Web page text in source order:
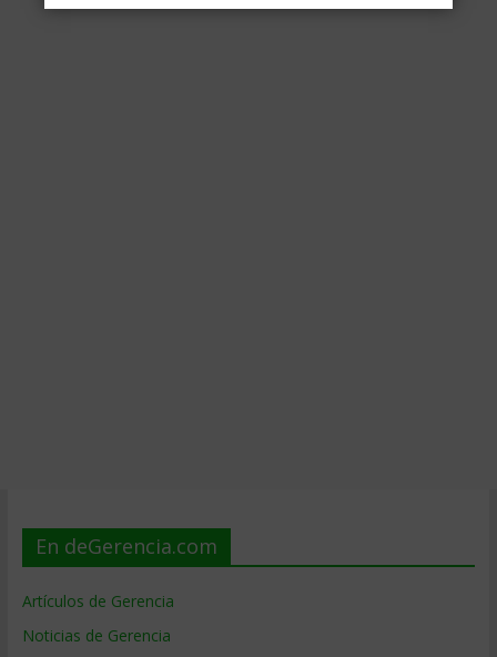
En deGerencia.com
Artículos de Gerencia
Noticias de Gerencia